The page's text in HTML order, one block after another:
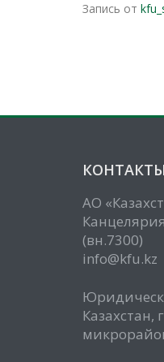
Запись от
КОНТАКТЫ
АО
(вн.7300)
info@kfu.kz
Казахстан,